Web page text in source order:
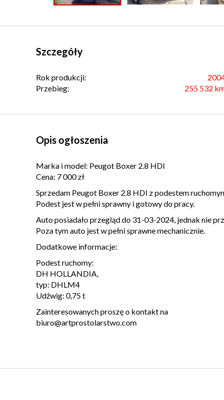
Szczegóły
Rok produkcji:
Przebieg:
255 532
Opis ogłoszenia
Marka i model: Peugot Boxer 2.8 HDI
Cena: 7 000 zł
Sprzedam Peugot Boxer 2.8 HDI z podestem
Podest jest w pełni sprawny i gotowy do pracy.
Auto posiadało przegląd do 31-03-2024, jednak nie
Poza tym auto jest w pełni sprawne mechanicznie.
Dodatkowe informacje:
Podest ruchomy:
DH HOLLANDIA,
typ: DHLM4
Udźwig: 0,75 t
Zainteresowanych proszę o kontakt na
biuro@artprostolarstwo.com